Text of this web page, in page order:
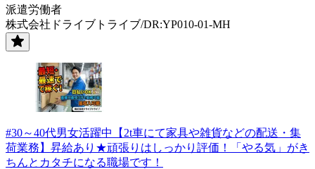
派遣労働者
株式会社ドライブトライブ/DR:YP010-01-MH
#30～40代男女活躍中【2t車にて家具や雑貨などの配送・集
荷業務】昇給あり★頑張りはしっかり評価！「やる気」がき
ちんとカタチになる職場です！